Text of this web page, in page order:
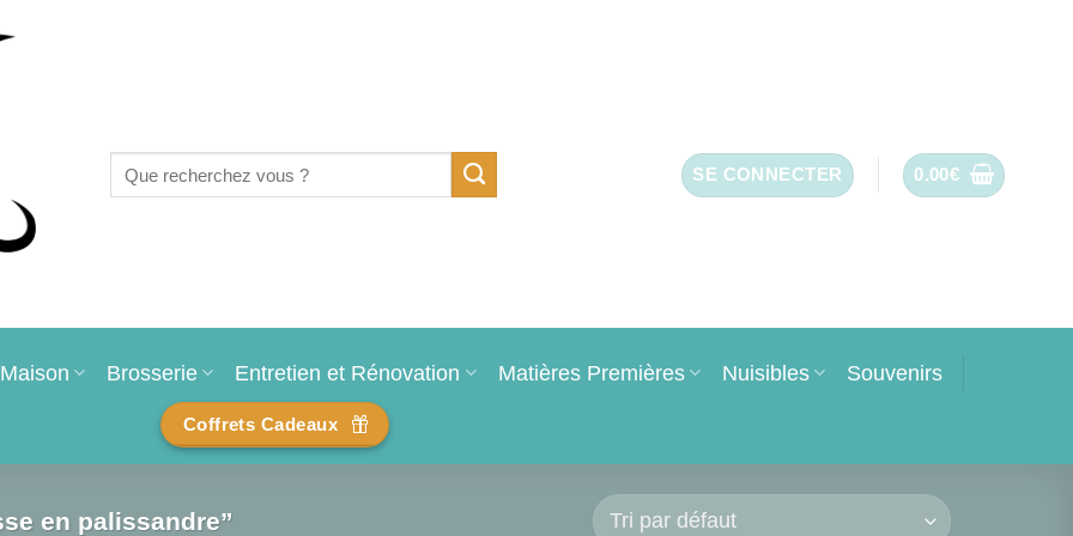
pour :
SE CONNECTER 0.00€
Maison Brosserie Entretien et Rénovation Matières Premières Nuisibles Souvenirs
Coffrets Cadeaux
en palissandre”